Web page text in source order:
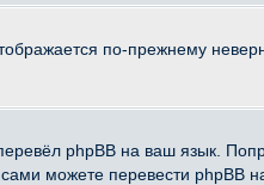
по-прежнему
phpBB на ваш язык.
сами можете перевести